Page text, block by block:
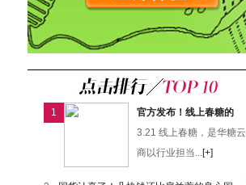
1
官方发布！线上春糖的
3.21 线上春糖，是华糖云
商以行业担当...[+]